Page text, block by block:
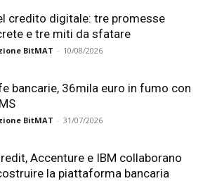
credito digitale: tre promesse
e tre miti da sfatare
BitMAT - 10/08/2026
bancarie, 36mila euro in fumo con
BitMAT - 31/07/2026
Accenture e IBM collaborano
la piattaforma bancaria